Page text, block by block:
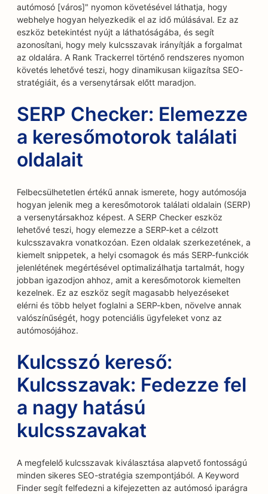
autómosó [város]" nyomon követésével láthatja, hogy
webhelye hogyan helyezkedik el az idő múlásával. Ez az
eszköz betekintést nyújt a láthatóságába, és segít
azonosítani, hogy mely kulcsszavak irányítják a forgalmat
az oldalára. A Rank Trackerrel történő rendszeres nyomon
követés lehetővé teszi, hogy dinamikusan kiigazítsa SEO-
stratégiáit, és a versenytársak előtt maradjon.
SERP Checker: Elemezze
a keresőmotorok találati
oldalait
Felbecsülhetetlen értékű annak ismerete, hogy autómosója
hogyan jelenik meg a keresőmotorok találati oldalain (SERP)
a versenytársakhoz képest. A SERP Checker eszköz
lehetővé teszi, hogy elemezze a SERP-ket a célzott
kulcsszavakra vonatkozóan. Ezen oldalak szerkezetének, a
kiemelt snippetek, a helyi csomagok és más SERP-funkciók
jelenlétének megértésével optimalizálhatja tartalmát, hogy
jobban igazodjon ahhoz, amit a keresőmotorok kiemelten
kezelnek. Ez az eszköz segít magasabb helyezéseket
elérni és több helyet foglalni a SERP-kben, növelve annak
valószínűségét, hogy potenciális ügyfeleket vonz az
autómosójához.
Kulcsszó kereső:
Kulcsszavak: Fedezze fel
a nagy hatású
kulcsszavakat
A megfelelő kulcsszavak kiválasztása alapvető fontosságú
minden sikeres SEO-stratégia szempontjából. A Keyword
Finder segít felfedezni a kifejezetten az autómosó iparágra